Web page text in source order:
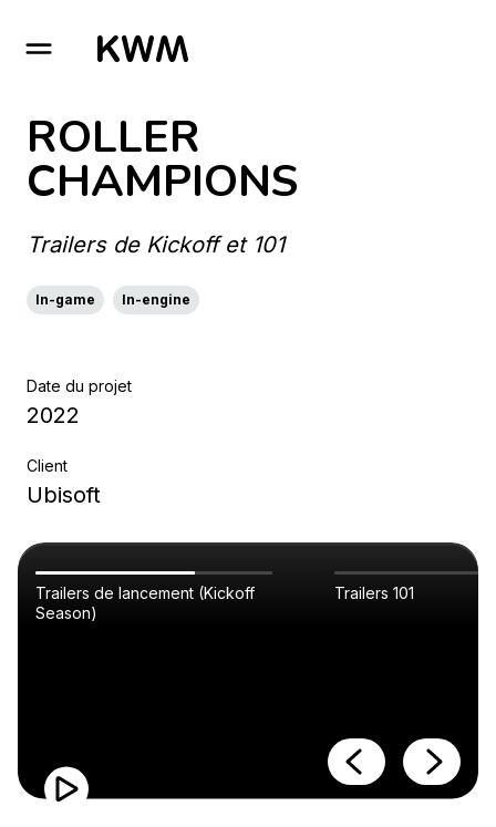
GO TO HOMEPAGE
ROLLER
CHAMPIONS
Trailers de Kickoff et 101
In-game In-engine
Date du projet
2022
Client
Ubisoft
Trailers de lancement (Kickoff
Season)
Trailers 101